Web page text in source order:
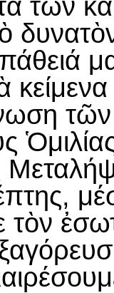
τῶν
τῶν
τὸν